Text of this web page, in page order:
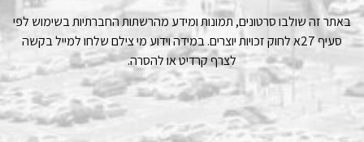
באתר זה שולבו סרטונים, תמונות ומידע מהרשתות החברתיות בשימוש לפי
סעיף 27א לחוק זכויות יוצרים. במידה וידוע מי צילם שלחו למייל בקשה
לצרף קרדיט או להסרה.